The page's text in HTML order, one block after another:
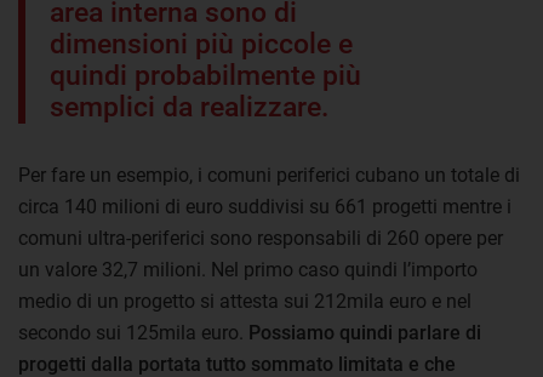
area interna sono di
dimensioni più piccole e
quindi probabilmente più
semplici da realizzare.
Per fare un esempio, i comuni periferici cubano un totale di
circa 140 milioni di euro suddivisi su 661 progetti mentre i
comuni ultra-periferici sono responsabili di 260 opere per
un valore 32,7 milioni. Nel primo caso quindi l’importo
medio di un progetto si attesta sui 212mila euro e nel
secondo sui 125mila euro. Possiamo quindi parlare di
progetti dalla portata tutto sommato limitata e che